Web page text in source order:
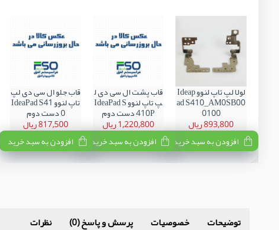
لولا لپ تاپ لنوو Ideap
ad S410_AM0SB00
0100
893,800 ریال
افزودن به سبد خرید
قاب پشت ال سی دی ل
پ تاپ لنوو IdeaPad S
410P دست دوم
1,220,800 ریال
افزودن به سبد خرید
قاب جلو ال سی دی لپ
تاپ لنوو IdeaPad S41
0 دست دوم
817,500 ریال
افزودن به سبد خرید
توضیحات خصوصیات پرسش و پاسخ (0) نظرات